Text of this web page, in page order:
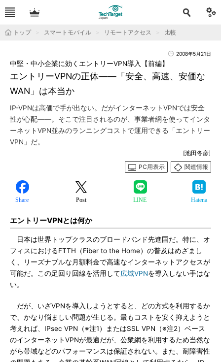
トップ スマートモバイル リモートアクセス 比較
2008年5月21日
エントリーVPNの正体――「安全、高速、安価な
WAN」は本当か
中堅・中小企業に効くエントリーVPN導入【前編】
IP-VPNは高価で手が出ない。だがインターネットVPNでは安全
性が心配――。そこで注目されるのが、事業者網を使ってインタ
ーネットVPN並みのランニングコストで運用できる「エントリー
VPN」だ。
[池田冬彦]
PC用表示
関連情報
Share Post LINE Hatena
エントリーVPNとは何か
日本は世界トップクラスのブロードバンド先進国だ。特に、オ
フィスにおけるFTTH（Fiber to the Home）の普及はめざまし
く、リーズナブルな月額料金で高速なインターネットアクセスが
可能だ。この足回り回線を活用して広域VPNを導入しない手はな
い。
だが、いざVPNを導入しようとすると、どの方式を利用するか
で、かなり悩ましい問題が生じる。最もコストを安く抑えようと
考えれば、IPsec VPN（※注1）またはSSL VPN（※注2）ベース
のインターネットVPNが最適だが、公衆網を利用するため当然な
がら帯域などのパフォーマンスは保証されない。また、耐障害性